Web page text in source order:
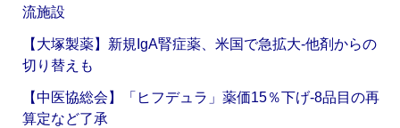
流施設
【大塚製薬】新規IgA腎症薬、米国で急拡大‐他剤からの
切り替えも
【中医協総会】「ヒフデュラ」薬価15％下げ‐8品目の再
算定など了承